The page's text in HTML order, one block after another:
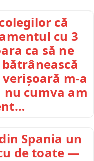
că
cu 3
ca să ne
m-a
cumva am
Spania un
de toate —